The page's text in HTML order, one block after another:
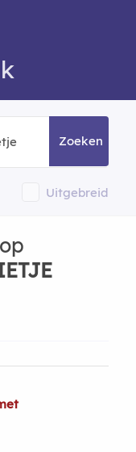
Zoeken
Uitgebreid